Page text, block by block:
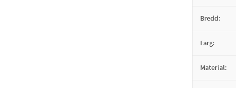
Bredd
Färg
Material